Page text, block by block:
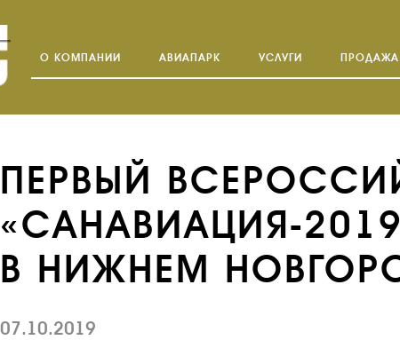
О КОМПАНИИ АВИАПАРК УСЛУГИ ПРОДАЖА
ПЕРВЫЙ
«САНАВИАЦИЯ-
В НИЖНЕМ
07.10.2019